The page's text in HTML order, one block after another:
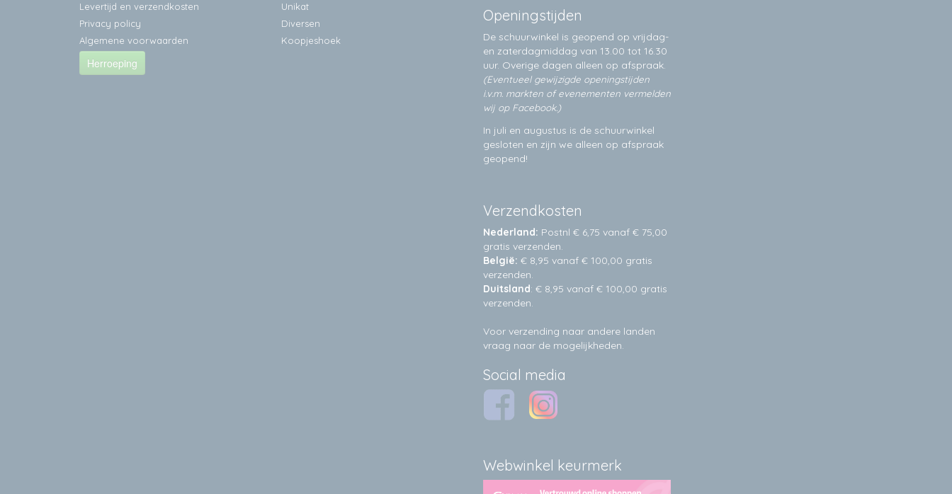
Levertijd en verzendkosten
Privacy policy
Algemene voorwaarden
Herroeping
Unikat
Diversen
Koopjeshoek
Openingstijden
De schuurwinkel is geopend op vrijdag-
en zaterdagmiddag van 13.00 tot 16.30
uur. Overige dagen alleen op afspraak.
(Eventueel gewijzigde openingstijden
i.v.m. markten of evenementen vermelden
wij op Facebook.)
In juli en augustus is de schuurwinkel
gesloten en zijn we alleen op afspraak
geopend!
Verzendkosten
Nederland: Postnl € 6,75 vanaf € 75,00
gratis verzenden.
België: € 8,95 vanaf € 100,00 gratis
verzenden.
Duitsland: € 8,95 vanaf € 100,00 gratis
verzenden.
Voor verzending naar andere landen
vraag naar de mogelijkheden.
Social media
Webwinkel keurmerk